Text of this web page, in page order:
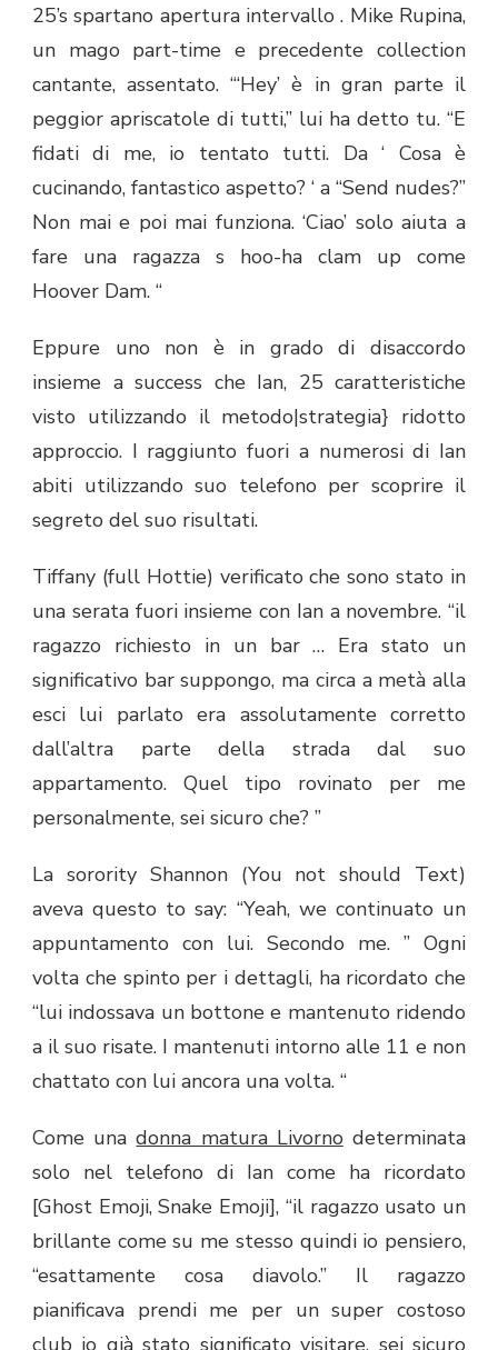
25’s spartano apertura intervallo . Mike Rupina,
un mago part-time e precedente collection
cantante, assentato. “‘Hey’ è in gran parte il
peggior apriscatole di tutti,” lui ha detto tu. “E
fidati di me, io tentato tutti. Da ‘ Cosa è
cucinando, fantastico aspetto? ‘ a “Send nudes?”
Non mai e poi mai funziona. ‘Ciao’ solo aiuta a
fare una ragazza s hoo-ha clam up come
Hoover Dam. “
Eppure uno non è in grado di disaccordo
insieme a success che Ian, 25 caratteristiche
visto utilizzando il metodo|strategia} ridotto
approccio. I raggiunto fuori a numerosi di Ian
abiti utilizzando suo telefono per scoprire il
segreto del suo risultati.
Tiffany (full Hottie) verificato che sono stato in
una serata fuori insieme con Ian a novembre. “il
ragazzo richiesto in un bar … Era stato un
significativo bar suppongo, ma circa a metà alla
esci lui parlato era assolutamente corretto
dall’altra parte della strada dal suo
appartamento. Quel tipo rovinato per me
personalmente, sei sicuro che? ”
La sorority Shannon (You not should Text)
aveva questo to say: “Yeah, we continuato un
appuntamento con lui. Secondo me. ” Ogni
volta che spinto per i dettagli, ha ricordato che
“lui indossava un bottone e mantenuto ridendo
a il suo risate. I mantenuti intorno alle 11 e non
chattato con lui ancora una volta. “
Come unadonna matura Livornodeterminata
solo nel telefono di Ian come ha ricordato
[Ghost Emoji, Snake Emoji], “il ragazzo usato un
brillante come su me stesso quindi io pensiero,
“esattamente cosa diavolo.” Il ragazzo
pianificava prendi me per un super costoso
club io già stato significato visitare, sei sicuro